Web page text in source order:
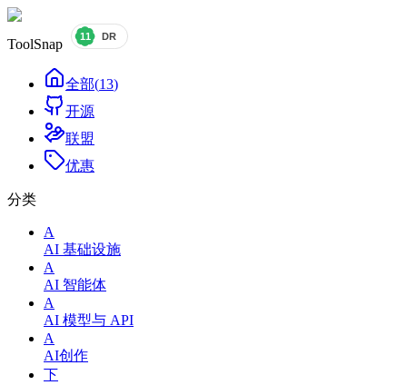
ToolSnap
全部(13)
开源
联盟
优惠
分类
A
AI 基础设施
A
AI 智能体
A
AI 模型与 API
A
AI创作
下